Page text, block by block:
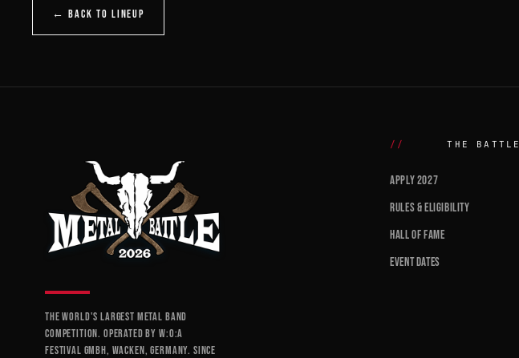
← BACK TO LINEUP
THE WORLD'S LARGEST METAL BAND
COMPETITION. OPERATED BY W:O:A
FESTIVAL GMBH, WACKEN, GERMANY. SINCE
THE BATTLE
APPLY 2027
RULES & ELIGIBILITY
HALL OF FAME
EVENT DATES